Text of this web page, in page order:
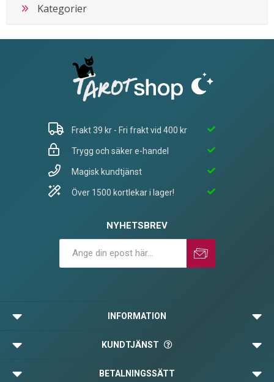
Kategorier
Frakt 39 kr - Fri frakt vid 400 kr
Trygg och säker e-handel
Magisk kundtjänst
Över 1500 kortlekar i lager!
NYHETSBREV
INFORMATION
KUNDTJÄNST
BETALNINGSSÄTT